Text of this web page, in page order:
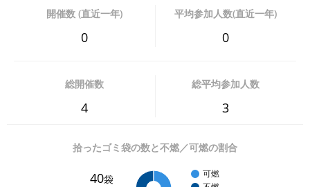
開催数 (直近一年)
0
平均参加人数(直近一年)
0
総開催数
4
総平均参加人数
3
拾ったゴミ袋の数と不燃／可燃の割合
40袋
可燃